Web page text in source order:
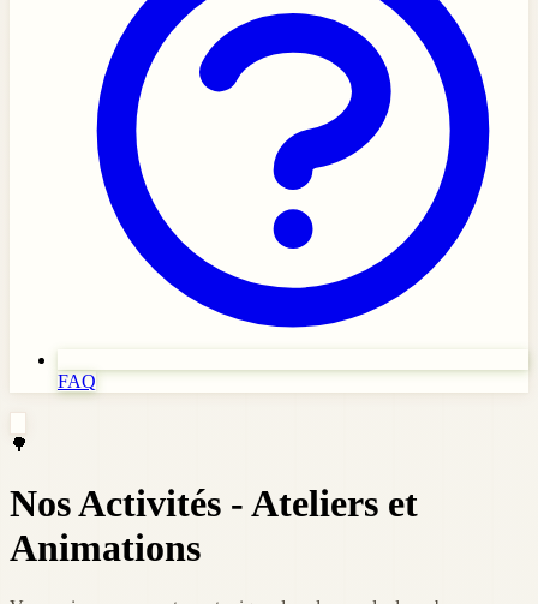
FAQ
🌳
Nos Activités - Ateliers et
Animations